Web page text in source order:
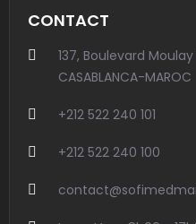
CONTACT
137, Boulevard
CASABLANCA-MAROC
+212 522 240 101
+212 522 240 100